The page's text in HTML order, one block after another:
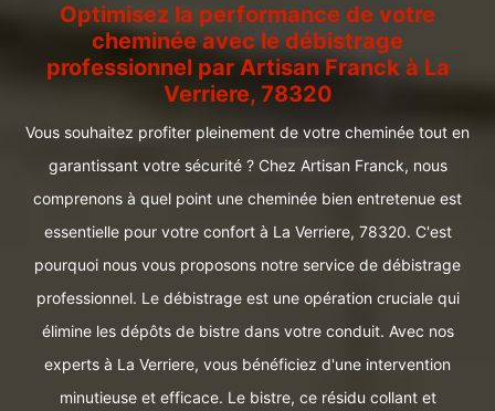
Optimisez la performance de votre
cheminée avec le débistrage
professionnel par Artisan Franck à La
Verriere, 78320
Vous souhaitez profiter pleinement de votre cheminée tout en
garantissant votre sécurité ? Chez Artisan Franck, nous
comprenons à quel point une cheminée bien entretenue est
essentielle pour votre confort à La Verriere, 78320. C'est
pourquoi nous vous proposons notre service de débistrage
professionnel. Le débistrage est une opération cruciale qui
élimine les dépôts de bistre dans votre conduit. Avec nos
experts à La Verriere, vous bénéficiez d'une intervention
minutieuse et efficace. Le bistre, ce résidu collant et